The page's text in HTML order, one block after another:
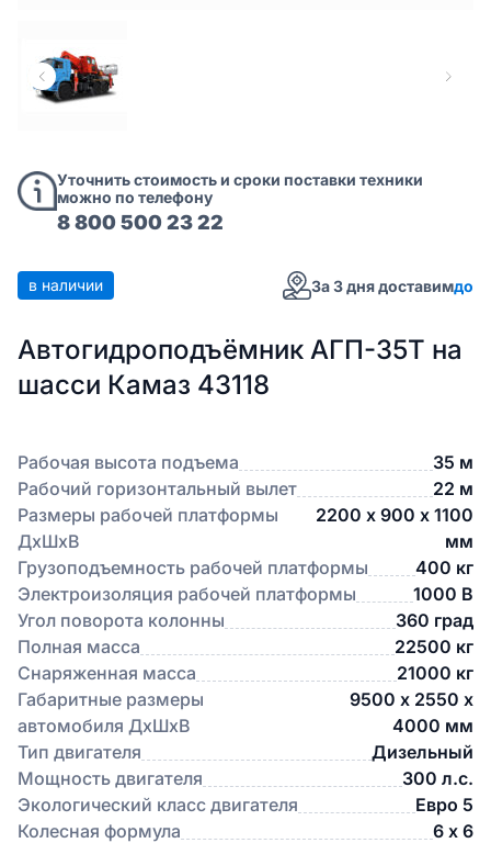
Уточнить стоимость и сроки поставки техники
можно по телефону
8 800 500 23 22
в наличии За 3 дня доставимдо
Автогидроподъёмник АГП-35Т на
шасси Камаз 43118
Рабочая высота подъема
35 м
Рабочий горизонтальный вылет
22 м
Размеры рабочей платформы
ДхШхВ
2200 х 900 х 1100
мм
Грузоподъемность рабочей платформы
400 кг
Электроизоляция рабочей платформы
1000 В
Угол поворота колонны
360 град
Полная масса
22500 кг
Снаряженная масса
21000 кг
Габаритные размеры
автомобиля ДхШхВ
9500 х 2550 х
4000 мм
Тип двигателя
Дизельный
Мощность двигателя
300 л.с.
Экологический класс двигателя
Евро 5
Колесная формула
6 х 6